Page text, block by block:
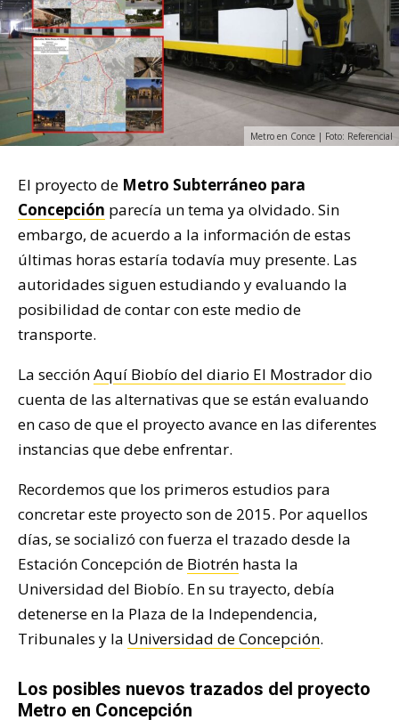
Metro en Conce | Foto: Referencial
El proyecto de Metro Subterráneo para
Concepción parecía un tema ya olvidado. Sin
embargo, de acuerdo a la información de estas
últimas horas estaría todavía muy presente. Las
autoridades siguen estudiando y evaluando la
posibilidad de contar con este medio de
transporte.
La secciónAquí Biobío del diario El Mostradordio
cuenta de las alternativas que se están evaluando
en caso de que el proyecto avance en las diferentes
instancias que debe enfrentar.
Recordemos que los primeros estudios para
concretar este proyecto son de 2015. Por aquellos
días, se socializó con fuerza el trazado desde la
Estación Concepción de Biotrén hasta la
Universidad del Biobío. En su trayecto, debía
detenerse en la Plaza de la Independencia,
Tribunales y la Universidad de Concepción.
Los posibles nuevos trazados del proyecto
Metro en Concepción